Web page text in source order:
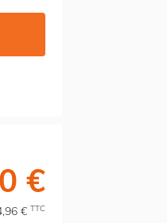
€
€ TTC